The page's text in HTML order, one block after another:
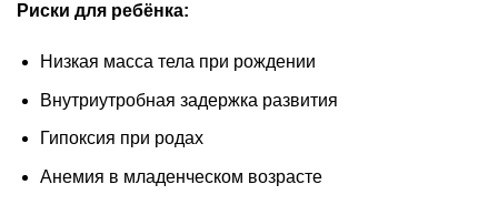
Риски для ребёнка:
Низкая масса тела при рождении
Внутриутробная задержка развития
Гипоксия при родах
Анемия в младенческом возрасте